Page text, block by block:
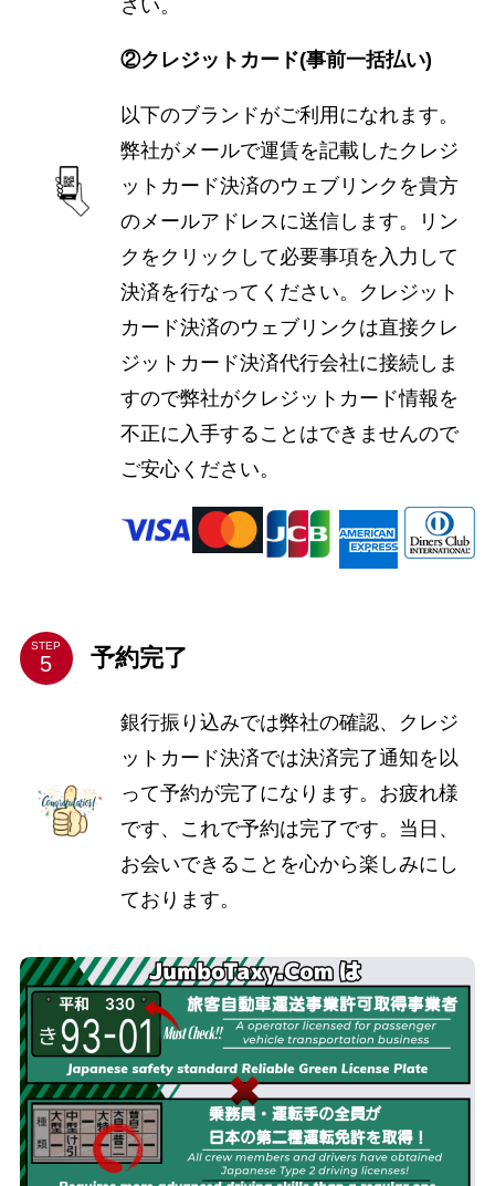
さい。
②クレジットカード(事前一括払い)
以下のブランドがご利用になれます。
弊社がメールで運賃を記載したクレジ
ットカード決済のウェブリンクを貴方
のメールアドレスに送信します。リン
クをクリックして必要事項を入力して
決済を行なってください。クレジット
カード決済のウェブリンクは直接クレ
ジットカード決済代行会社に接続しま
すので弊社がクレジットカード情報を
不正に入手することはできませんので
ご安心ください。
STEP 予約完了
銀行振り込みでは弊社の確認、クレジ
ットカード決済では決済完了通知を以
って予約が完了になります。お疲れ様
です、これで予約は完了です。当日、
お会いできることを心から楽しみにし
ております。